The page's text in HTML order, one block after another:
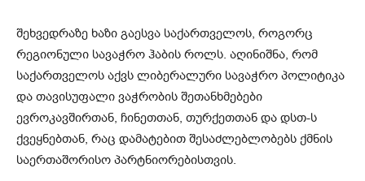
შეხვედრაზე ხაზი გაესვა საქართველოს, როგორც
რეგიონული სავაჭრო ჰაბის როლს. აღინიშნა, რომ
საქართველოს აქვს ლიბერალური სავაჭრო პოლიტიკა
და თავისუფალი ვაჭრობის შეთანხმებები
ევროკავშირთან, ჩინეთთან, თურქეთთან და დსთ-ს
ქვეყნებთან, რაც დამატებით შესაძლებლობებს ქმნის
საერთაშორისო პარტნიორებისთვის.